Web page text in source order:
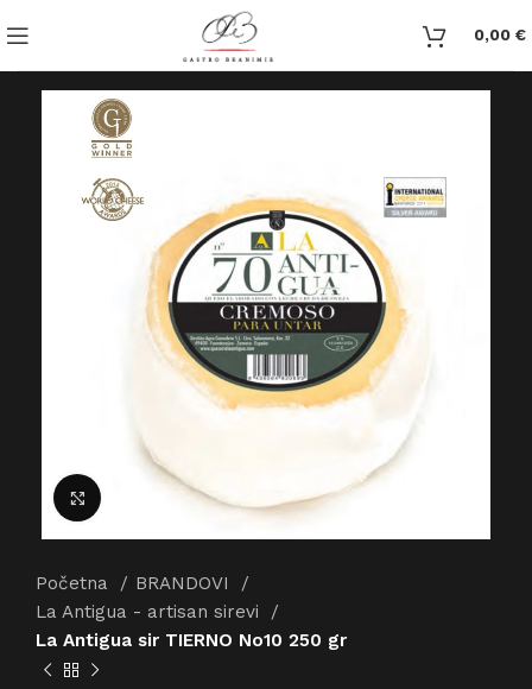
0,00 €
Click to enlarge
Početna
BRANDOVI
La Antigua - artisan sirevi
La Antigua sir TIERNO No10 250 gr